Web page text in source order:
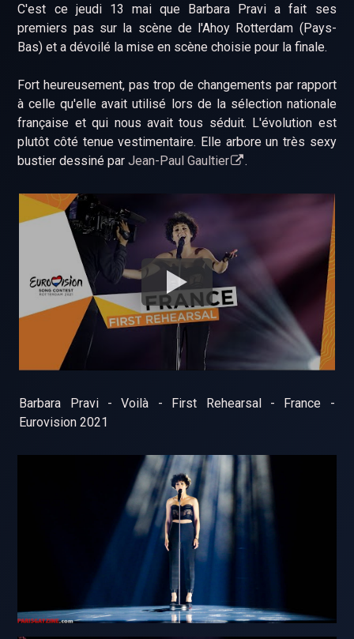
C'est ce jeudi 13 mai que Barbara Pravi a fait ses
premiers pas sur la scène de l'Ahoy Rotterdam (Pays-
Bas) et a dévoilé la mise en scène choisie pour la finale.
Fort heureusement, pas trop de changements par rapport
à celle qu'elle avait utilisé lors de la sélection nationale
française et qui nous avait tous séduit. L'évolution est
plutôt côté tenue vestimentaire. Elle arbore un très sexy
bustier dessiné parJean-Paul Gaultier .
Barbara Pravi - Voilà - First Rehearsal - France -
Eurovision 2021